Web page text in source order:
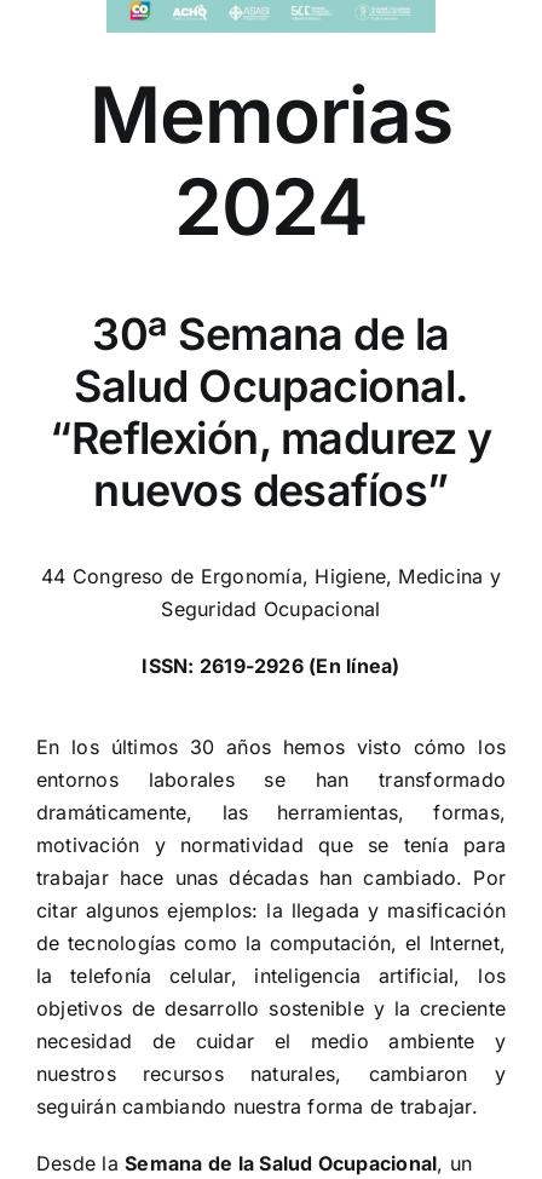
Memorias
2024
30ª Semana de la
Salud Ocupacional.
“Reflexión, madurez y
nuevos desafíos”
44 Congreso de Ergonomía, Higiene, Medicina y
Seguridad Ocupacional
ISSN: 2619-2926 (En línea)
En los últimos 30 años hemos visto cómo los
entornos laborales se han transformado
dramáticamente, las herramientas, formas,
motivación y normatividad que se tenía para
trabajar hace unas décadas han cambiado. Por
citar algunos ejemplos: la llegada y masificación
de tecnologías como la computación, el Internet,
la telefonía celular, inteligencia artificial, los
objetivos de desarrollo sostenible y la creciente
necesidad de cuidar el medio ambiente y
nuestros recursos naturales, cambiaron y
seguirán cambiando nuestra forma de trabajar.
Desde laSemana de la Salud Ocupacional, un